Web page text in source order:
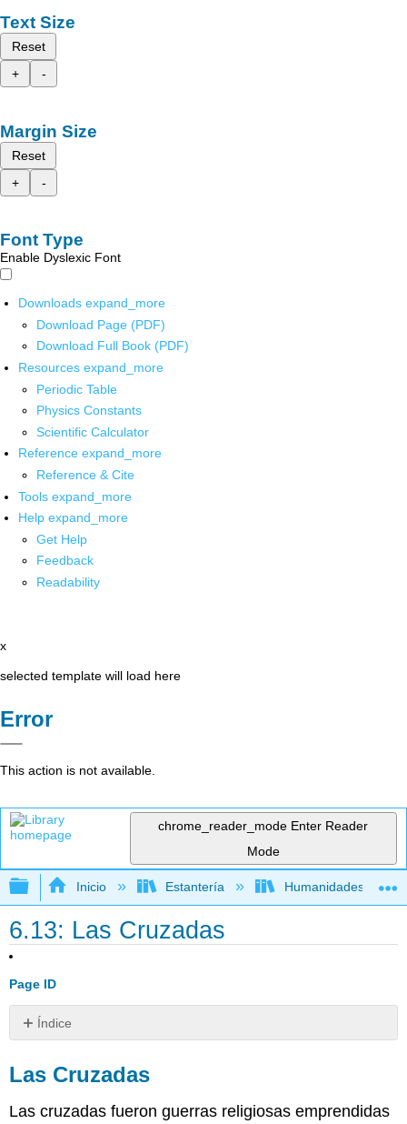
Text Size
Reset
+
-
Margin Size
Reset
+
-
Font Type
Enable Dyslexic Font
Downloads expand_more
Download Page (PDF)
Download Full Book (PDF)
Resources expand_more
Periodic Table
Physics Constants
Scientific Calculator
Reference expand_more
Reference & Cite
Tools expand_more
Help expand_more
Get Help
Feedback
Readability
x
selected template will load here
Error
This action is not available.
chrome_reader_mode Enter Reader
Mode
Expandir/contraer jerarquía global
Inicio Estantería Humanidades
6.13: Las Cruzadas
Page ID
Índice
Cruzadas
fueron
Las Cruzadas
Las cruzadas fueron guerras religiosas emprendidas